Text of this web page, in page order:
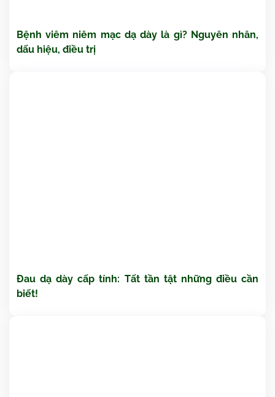
Bệnh viêm niêm mạc dạ dày là gì? Nguyên nhân,
dấu hiệu, điều trị
Đau dạ dày cấp tính: Tất tần tật những điều cần
biết!